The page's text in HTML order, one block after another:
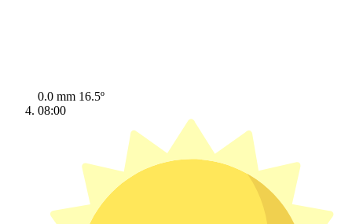
0.0 mm 16.5º
08:00